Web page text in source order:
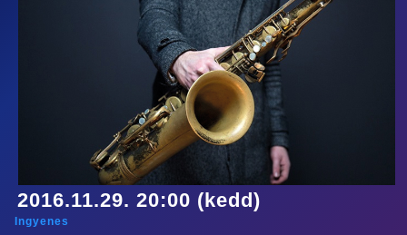
2016.11.29. 20:00 (kedd)
Ingyenes